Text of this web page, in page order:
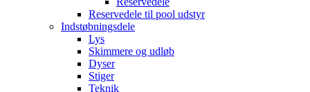
Reservedele til pool udstyr
Indstøbningsdele
Lys
Skimmere og udløb
Dyser
Stiger
Teknik